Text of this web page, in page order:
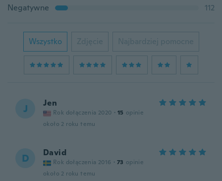
Negatywne
112
Wszystko Zdjęcie Najbardziej pomocne
J Jen
Rok dołączenia 2020 · 15 opinie
około 2 roku temu
D David
Rok dołączenia 2016 · 73 opinie
około 2 roku temu